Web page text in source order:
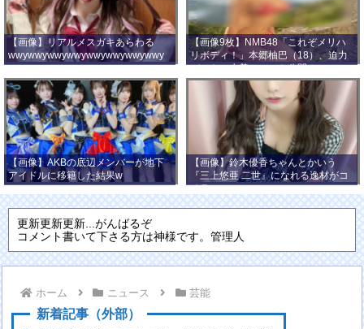
【画像】リアルメスガキあらわる
wwywwywwywwywwywwywwywwy
wwy
【画像9枚】NMB48「これぞメリハ
リボディ！」本郷柚巴（18）、迫力
バストの水着ショット公開！
【画像】AKBの底辺メンバーが地下
アイドルに移籍した結果w
【画像】鈴木優香ちゃんとかいう
『三上悠亜 二世』になれる逸材がコ
チラ
更新更新更新...がんばるぞ
コメント書いて下さる方は神様です。管理人
ホーム ニュース 芸能
新着記事（外部）